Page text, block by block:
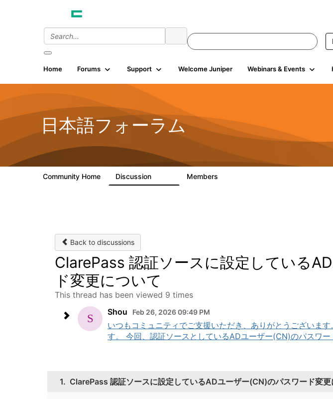
Home Forums Support Welcome Juniper Webinars & Events
日本語フォーラム
Community Home Discussion Members
Back to discussions
ClarePass 認証ソースに設定している
ド変更について
This thread has been viewed 9 times
Shou
Feb 26, 2026 09:49 PM
いつもコミュニティでご支援いただき、ありがとうございま
す。 今回、認証ソースとしているADユーザー(CN)のパスワ
1. ClarePass 認証ソースに設定しているADユーザー(CN)のパスワード変更